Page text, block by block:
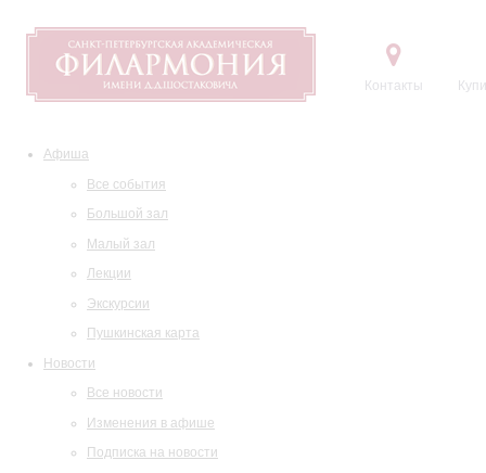
Контакты
Афиша
Все события
Большой зал
Малый зал
Лекции
Экскурсии
Пушкинская карта
Новости
Все новости
Изменения в афише
Подписка на новости